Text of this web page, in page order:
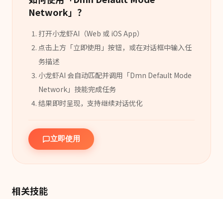
Network」？
打开小龙虾AI（Web 或 iOS App）
点击上方「立即使用」按钮，或在对话框中输入任
务描述
小龙虾AI 会自动匹配并调用「Dmn Default Mode
Network 」 技能完成任务
结果即时呈现，支持继续对话优化
立即使用
相关技能